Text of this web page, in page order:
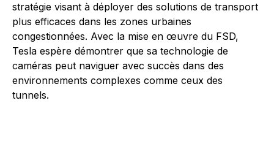
stratégie visant à déployer des solutions de transport
plus efficaces dans les zones urbaines
congestionnées. Avec la mise en œuvre du FSD,
Tesla espère démontrer que sa technologie de
caméras peut naviguer avec succès dans des
environnements complexes comme ceux des
tunnels.